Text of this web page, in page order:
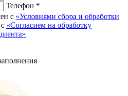
Телефон *
с «Условиями сбора и обработки
«Согласием на обработку